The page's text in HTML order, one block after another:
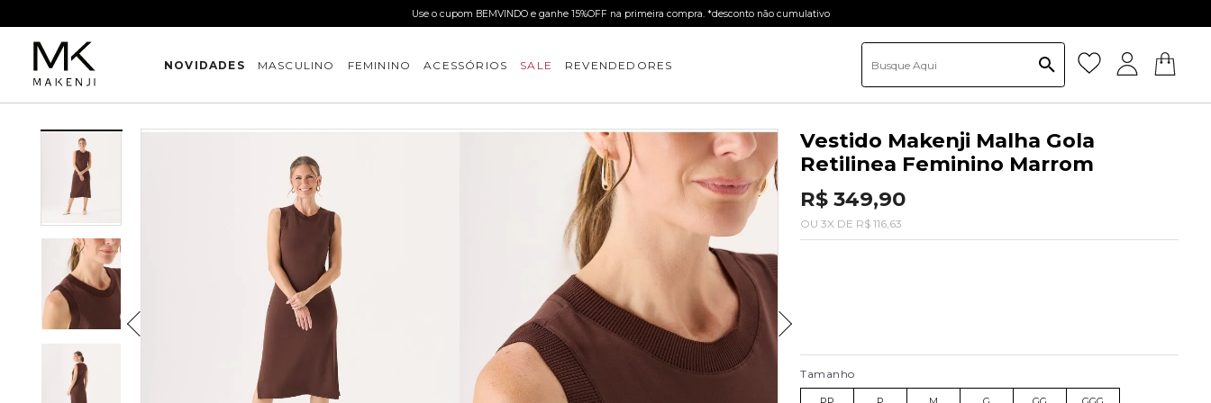
Use o cupom BEMVINDO e ganhe 15%OFF na primeira compra. *desconto não cumulativo
NOVIDADES MASCULINO FEMININO ACESSÓRIOS SALE REVENDEDORES
Vestido Makenji Malha Gola
Retilinea Feminino Marrom
R$ 349,90
OU3X DE R$ 116,63
Tamanho